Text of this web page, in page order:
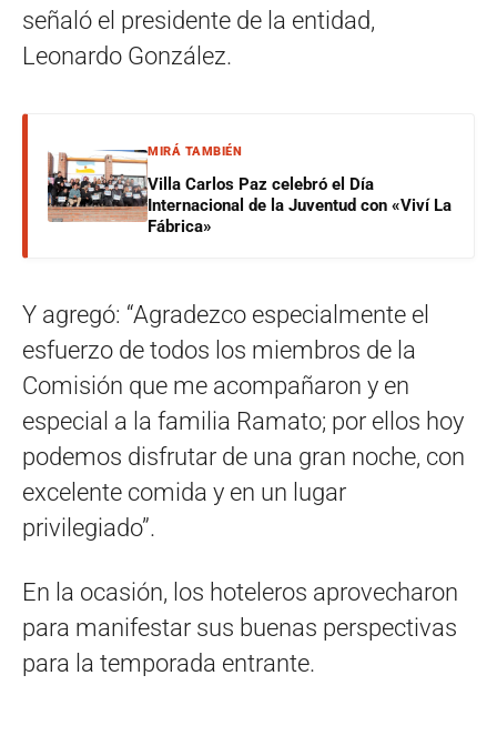
señaló el presidente de la entidad,
Leonardo González.
MIRÁ TAMBIÉN
Villa Carlos Paz celebró el Día
Internacional de la Juventud con «Viví La
Fábrica»
Y agregó: “Agradezco especialmente el
esfuerzo de todos los miembros de la
Comisión que me acompañaron y en
especial a la familia Ramato; por ellos hoy
podemos disfrutar de una gran noche, con
excelente comida y en un lugar
privilegiado”.
En la ocasión, los hoteleros aprovecharon
para manifestar sus buenas perspectivas
para la temporada entrante.